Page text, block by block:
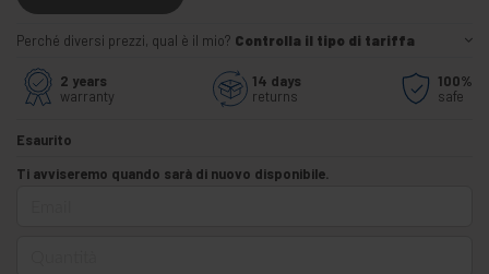
Perché diversi prezzi, qual è il mio? Controlla il tipo di tariffa
2 years
warranty
14 days
returns
100%
safe
Esaurito
Ti avviseremo quando sarà di nuovo disponibile.